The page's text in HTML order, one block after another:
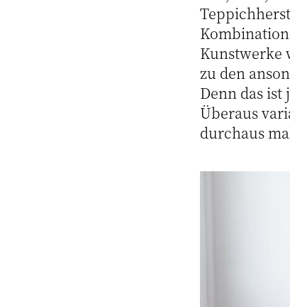
Kunstwerke
zu den
Denn das ist
Überaus
durchaus